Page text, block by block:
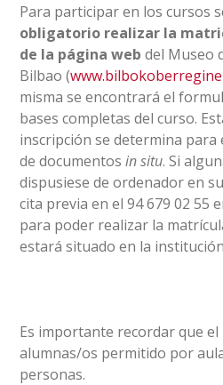
Para participar en los cursos
obligatorio realizar la
de la página web del Museo
Bilbao (
misma se encontrará el
bases completas del curso.
inscripción se determina
de documentosin situ. Si
dispusiese de ordenador en
cita previa en el 94 679 02 55
para poder realizar la
estará situado en la
Es importante recordar que
alumnas/os permitido por
personas.